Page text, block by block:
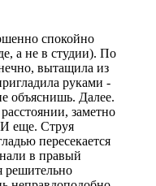
спокойно
а не в студии). По
вытащила из
руками -
объяснишь. Далее.
заметно
еще. Струя
пересекается
в правый
решительно